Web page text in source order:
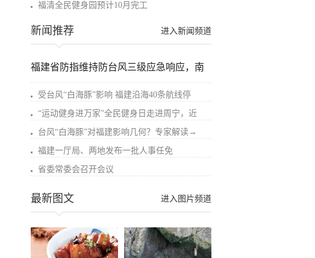
福清全民健身园预计10月完工
进入新闻频道
新闻推荐
福建省防指维持防台风三级应急响应，南
受台风“白海豚”影响 福建沿海40条航线停
“运动健身进万家”全民健身日走进周宁，近
台风“白海豚”对福建影响几何？专家解读→
福建一厅局、两地发布一批人事任免
省委常委会召开会议
进入图片频道
最新图文